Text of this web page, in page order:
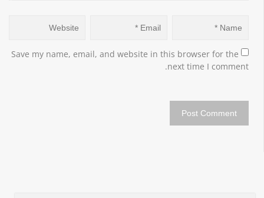
Save my name, email, and website in this browser for the
next time I comment.